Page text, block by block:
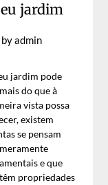
jardim
byadmin
jardim pode
do que à
vista possa
existem
se pensam
e que
propriedades